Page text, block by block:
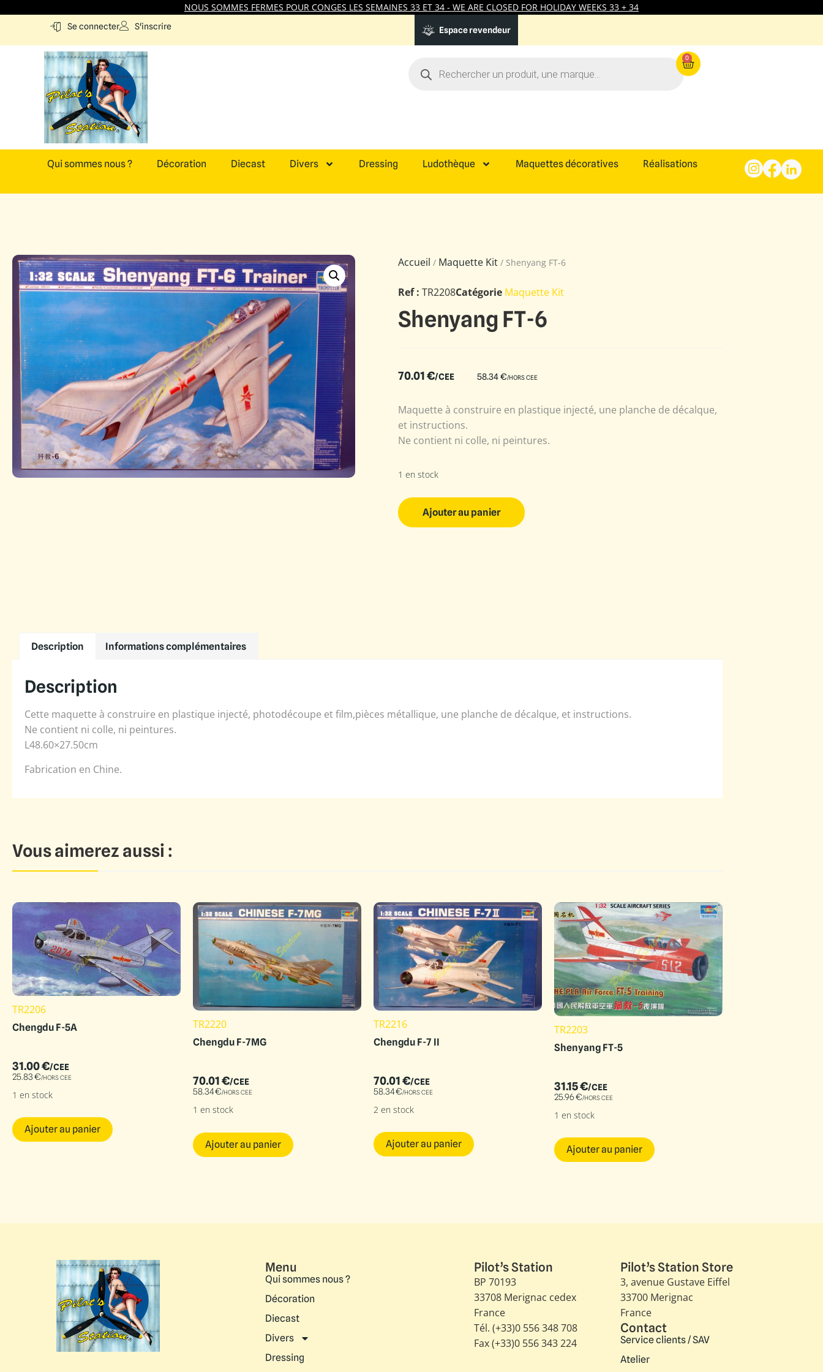
NOUS SOMMES FERMES POUR CONGES LES SEMAINES 33 ET 34 - WE ARE CLOSED FOR HOLIDAY WEEKS 33 + 34
Se connecter S'inscrire Espace revendeur
0
Qui sommes nous ? Décoration Diecast Divers Dressing Ludothèque Maquettes décoratives Réalisations
Accueil / Maquette Kit / Shenyang FT-6
Ref : TR2208Catégorie Maquette Kit
Shenyang FT-6
70.01€/CEE 58.34€/HORS CEE
Maquette à construire en plastique injecté, une planche de décalque,
et instructions.
Ne contient ni colle, ni peintures.
1 en stock
Ajouter au panier
Description Informations complémentaires
Description
Cette maquette à construire en plastique injecté, photodécoupe et film,pièces métallique, une planche de décalque, et instructions.
Ne contient ni colle, ni peintures.
L48.60×27.50cm
Fabrication en Chine.
Vous aimerez aussi :
TR2206
Chengdu F-5A
31.00€/CEE
25.83€/HORS CEE
1 en stock
Ajouter au panier
TR2220
Chengdu F-7MG
70.01€/CEE
58.34€/HORS CEE
1 en stock
Ajouter au panier
TR2216
Chengdu F-7 II
70.01€/CEE
58.34€/HORS CEE
2 en stock
Ajouter au panier
TR2203
Shenyang FT-5
31.15€/CEE
25.96€/HORS CEE
1 en stock
Ajouter au panier
Menu
Qui sommes nous ?
Décoration
Diecast
Divers
Dressing
Pilot’s Station
BP 70193
33708 Merignac cedex
France
Tél. (+33)0 556 348 708
Fax (+33)0 556 343 224
Pilot’s Station Store
3, avenue Gustave Eiffel​
33700 Merignac
France
Contact
Service clients / SAV
Atelier